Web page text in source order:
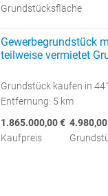
Grundstücksfläche
Gewerbegrundstück
teilweise vermietet
Grundstück kaufen in
Entfernung: 5 km
1.865.000,00 €
Kaufpreis
4.980,00